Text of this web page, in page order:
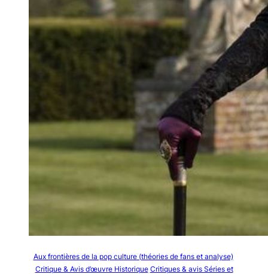
Aux frontières de la pop culture (théories de fans et analyse)
Critique & Avis d’œuvre Historique Critiques & avis Séries et